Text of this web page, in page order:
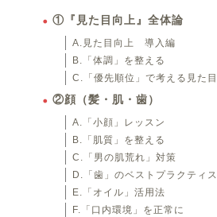
①『見た目向上』全体論
A.見た目向上 導入編
B.「体調」を整える
C.「優先順位」で考える見た目
②顔（髪・肌・歯）
A.「小顔」レッスン
B.「肌質」を整える
C.「男の肌荒れ」対策
D.「歯」のベストプラクティス
E.「オイル」活用法
F.「口内環境」を正常に